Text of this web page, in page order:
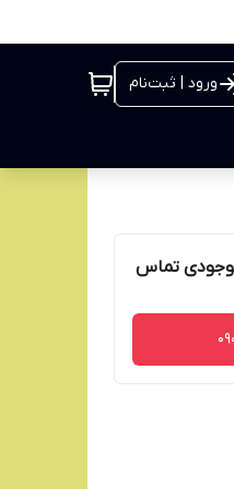
ورود | ثبت‌نام
تماس